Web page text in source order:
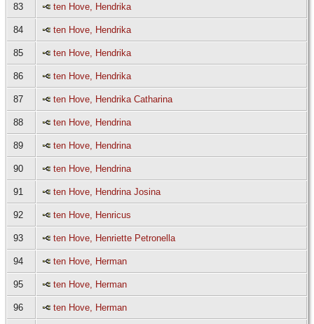
83 ten Hove, Hendrika
84 ten Hove, Hendrika
85 ten Hove, Hendrika
86 ten Hove, Hendrika
87 ten Hove, Hendrika Catharina
88 ten Hove, Hendrina
89 ten Hove, Hendrina
90 ten Hove, Hendrina
91 ten Hove, Hendrina Josina
92 ten Hove, Henricus
93 ten Hove, Henriette Petronella
94 ten Hove, Herman
95 ten Hove, Herman
96 ten Hove, Herman